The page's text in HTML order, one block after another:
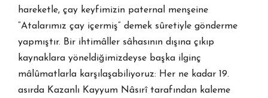
hareketle, çay keyfimizin paternal menşeine
“Atalarımız çay içermiş” demek sûretiyle gönderme
yapmıştır. Bir ihtimâller sâhasının dışına çıkıp
kaynaklara yöneldiğimizdeyse başka ilginç
mâlûmatlarla karşılaşabiliyoruz: Her ne kadar 19.
asırda Kazanlı Kayyum Nâsırî tarafından kaleme